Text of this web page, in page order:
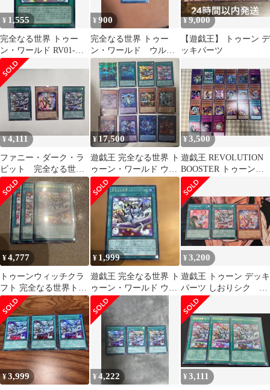
¥ 1,555
完全なる世界 トゥー
ン・ワールド RV01-
JP006 ウルトラレア レ
ボリューション・ブー
スター 遊戯王 トレカ
道
¥900
完全なる世界 トゥー
ン・ワールド ウルト
ラ
¥9,000
【遊戯王】 トゥーン デ
ッキパーツ
¥4,111
ファニー・ダーク・ラ
ビット 完全なる世界
トゥーン・ワールド
セット
¥ 17,500
遊戯王 完全なる世界 ト
ゥーン・ワールド ウル
トラ
¥3,500
遊戯王 REVOLUTION
BOOSTER トゥーン関
連カードのまとめ売り
¥4,777
トゥーンウィッチクラ
フト 完全なる世界トゥ
ーンワールド ウルトラ
3枚
¥ 1,999
遊戯王 完全なる世界 ト
ゥーン・ワールド ウル
トラ
¥3,200
遊戯王 トゥーン デッキ
パーツ しおりシク 完
全なる世界トゥーンワ
ールドウルトラ
¥3,999 ¥4,222 ¥3,111